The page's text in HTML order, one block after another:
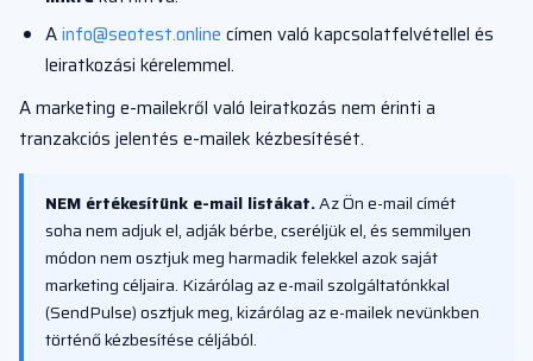
Ainfo@seotest.online címen való kapcsolatfelvétellel és
leiratkozási kérelemmel.
A marketing e-mailekről való leiratkozás nem érinti a
tranzakciós jelentés e-mailek kézbesítését.
NEM értékesítünk e-mail listákat.Az Ön e-mail címét
soha nem adjuk el, adják bérbe, cseréljük el, és semmilyen
módon nem osztjuk meg harmadik felekkel azok saját
marketing céljaira. Kizárólag az e-mail szolgáltatónkkal
(SendPulse) osztjuk meg, kizárólag az e-mailek nevünkben
történő kézbesítése céljából.